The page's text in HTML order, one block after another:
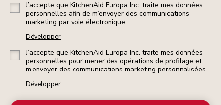
J’accepte que KitchenAid Europa Inc. traite mes données
personnelles afin de m’envoyer des communications
marketing par voie électronique.
Développer
J’accepte que KitchenAid Europa Inc. traite mes données
personnelles pour mener des opérations de profilage et
m’envoyer des communications marketing personnalisées.
Développer